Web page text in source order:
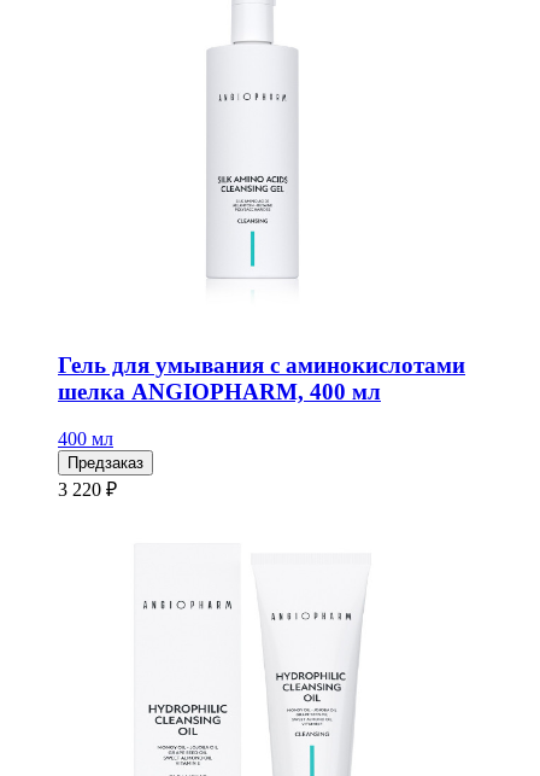
Гель для умывания с аминокислотами
шелка ANGIOPHARM, 400 мл
400 мл
Предзаказ
3 220 ₽